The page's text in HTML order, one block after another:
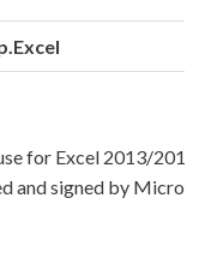
for Excel 2013/
and signed by